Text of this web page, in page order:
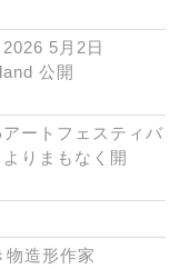
5月2日
公開
ートフェスティバ
りまもなく開
造形作家